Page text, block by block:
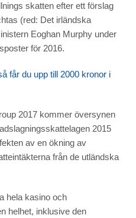
skatten efter ett förslag
(red: Det irländska
Eoghan Murphy under
för 2016.
får du upp till 2000 kronor i
2017 kommer översynen
2015
av en ökning av
från de utländska
hela kasino och
helhet, inklusive den